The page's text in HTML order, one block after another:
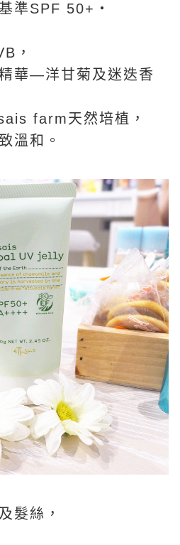
準SPF 50+‧
，
華—洋甘菊及迷迭香
farm天然培植，
溫和。
髮絲，